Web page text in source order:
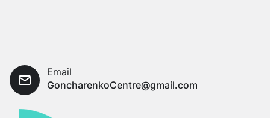
Email
GoncharenkoCentre@gmail.com